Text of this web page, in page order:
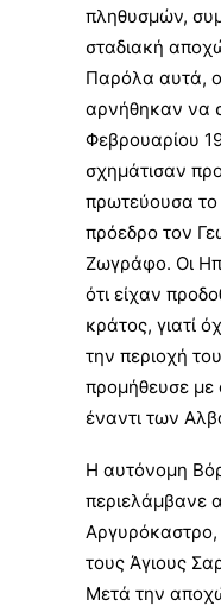
πληθυσμών,
σταδιακή
Παρόλα αυτά,
αρνήθηκαν να
Φεβρουαρίου
σχημάτισαν
πρωτεύουσα
πρόεδρο τον
Ζωγράφο. Οι
ότι είχαν
κράτος, γιατί
την περιοχή
προμήθευσε με
έναντι των
Η αυτόνομη
περιελάμβανε
Αργυρόκαστρο,
τους Άγιους
Μετά την